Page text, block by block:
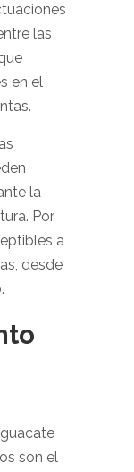
las
en el
la
Por
a
desde
son el